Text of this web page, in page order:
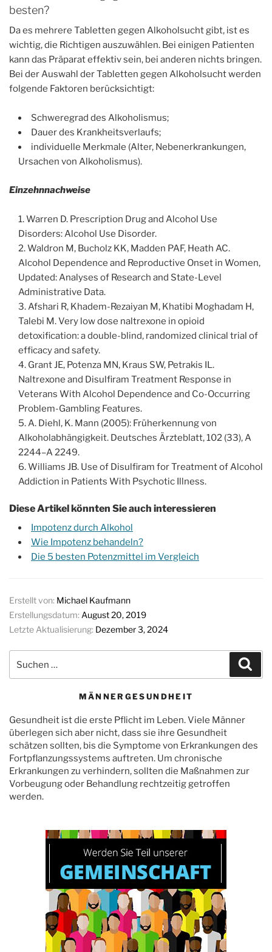
besten?
Da es mehrere Tabletten gegen Alkoholsucht gibt, ist es
wichtig, die Richtigen auszuwählen. Bei einigen Patienten
kann das Präparat effektiv sein, bei anderen nichts bringen.
Bei der Auswahl der Tabletten gegen Alkoholsucht werden
folgende Faktoren berücksichtigt:
Schweregrad des Alkoholismus;
Dauer des Krankheitsverlaufs;
individuelle Merkmale (Alter, Nebenerkrankungen,
Ursachen von Alkoholismus).
Einzehnnachweise
Warren D. Prescription Drug and Alcohol Use
Disorders: Alcohol Use Disorder.
Waldron M, Bucholz KK, Madden PAF, Heath AC.
Alcohol Dependence and Reproductive Onset in Women,
Updated: Analyses of Research and State-Level
Administrative Data.
Afshari R, Khadem-Rezaiyan M, Khatibi Moghadam H,
Talebi M. Very low dose naltrexone in opioid
detoxification: a double-blind, randomized clinical trial of
efficacy and safety.
Grant JE, Potenza MN, Kraus SW, Petrakis IL.
Naltrexone and Disulfiram Treatment Response in
Veterans With Alcohol Dependence and Co-Occurring
Problem-Gambling Features.
A. Diehl, K. Mann (2005): Früherkennung von
Alkoholabhängigkeit. Deutsches Ärzteblatt, 102 (33), A
2244–A 2249.
Williams JB. Use of Disulfiram for Treatment of Alcohol
Addiction in Patients With Psychotic Illness.
Diese Artikel könnten Sie auch interessieren
Impotenz durch Alkohol
Wie Impotenz behandeln?
Die 5 besten Potenzmittel im Vergleich
Erstellt von: Michael Kaufmann
Erstellungsdatum: August 20, 2019
Letzte Aktualisierung: Dezember 3, 2024
MÄNNERGESUNDHEIT
Gesundheit ist die erste Pflicht im Leben. Viele Männer
überlegen sich aber nicht, dass sie ihre Gesundheit
schätzen sollten, bis die Symptome von Erkrankungen des
Fortpflanzungssystems auftreten. Um chronische
Erkrankungen zu verhindern, sollten die Maßnahmen zur
Vorbeugung oder Behandlung rechtzeitig getroffen
werden.